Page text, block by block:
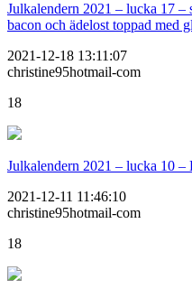
Julkalendern 2021 – lucka 17 –
bacon och ädelost toppad med
2021-12-18 13:11:07
christine95hotmail-com
18
Julkalendern 2021 – lucka 10 –
2021-12-11 11:46:10
christine95hotmail-com
18